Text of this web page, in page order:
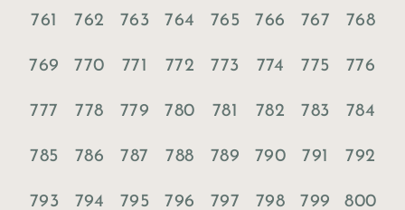
761 762 763 764 765 766 767 768
769 770 771 772 773 774 775 776
777 778 779 780 781 782 783 784
785 786 787 788 789 790 791 792
793 794 795 796 797 798 799 800